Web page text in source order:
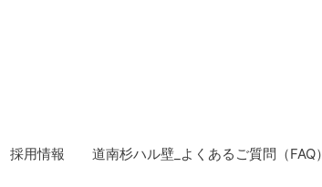
採用情報 道南杉ハル壁_よくあるご質問（FAQ）